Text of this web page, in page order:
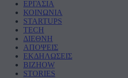
ΕΡΓΑΣΙΑ
ΚΟΙΝΩΝΙΑ
STARTUPS
TECH
ΔΙΕΘΝΗ
ΑΠΟΨΕΙΣ
ΕΚΔΗΛΩΣΕΙΣ
BIZHOW
STORIES